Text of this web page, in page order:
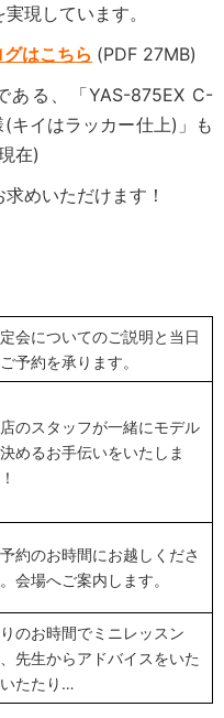
現しています。
はこちら (PDF 27MB)
ある、「YAS-875EX C-
キイはラッカー仕上)」も
在)
めいただけます！
会についてのご説明と当日
予約を承ります。
のスタッフが一緒にモデル
めるお手伝いをいたしま
約のお時間にお越しくださ
会場へご案内します。
のお時間でミニレッスン
先生からアドバイスをいた
たたり…